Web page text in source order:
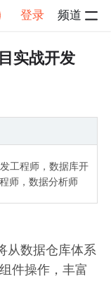
登录 频道
Informatica 9.6
实战开发
工程师，数据库开
师，数据分析师
数据仓库体系
件操作，丰富